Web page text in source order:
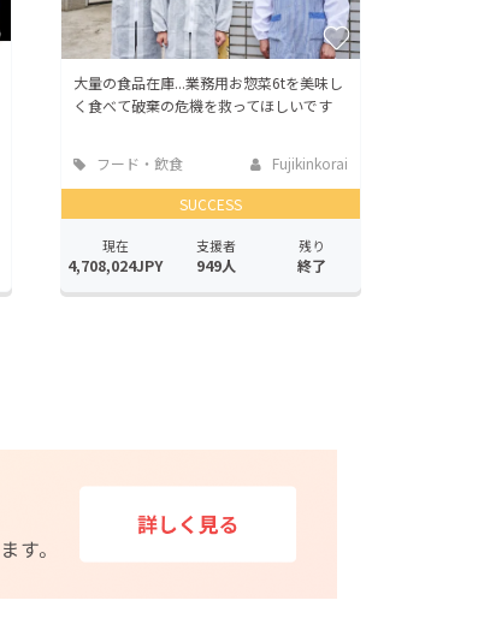
大量の食品在庫...業務用お惣菜6tを美味し
く食べて破棄の危機を救ってほしいです
フード・飲食
Fujikinkorai
SUCCESS
現在
4,708,024JPY
支援者
949人
残り
終了